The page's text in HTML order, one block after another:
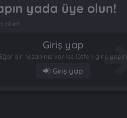
yada üye olun!
olun!
Giriş yap
Eğer bir hesabınız var ise lütfen giriş yapın
Giriş yap